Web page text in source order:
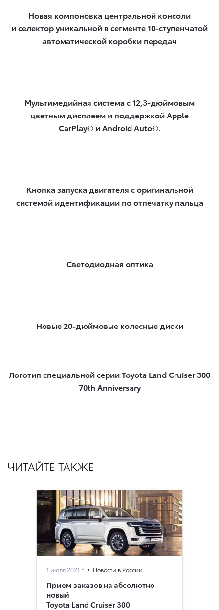
Новая компоновка центральной консоли
и селектор уникальной в сегменте 10-ступенчатой
автоматической коробки передач
Мультимедийная система с 12,3-дюймовым
цветным дисплеем и поддержкой Apple
CarPlay© и Android Auto©.
Кнопка запуска двигателя с оригинальной
системой идентификации по отпечатку пальца
Светодиодная оптика
Новые 20-дюймовые колесные диски
Логотип специальной серии Toyota Land Cruiser 300
70th Anniversary
ЧИТАЙТЕ ТАКЖЕ
1 июля 2021 г. Новости в России
Прием заказов на абсолютно
новый
Toyota Land Cruiser 300